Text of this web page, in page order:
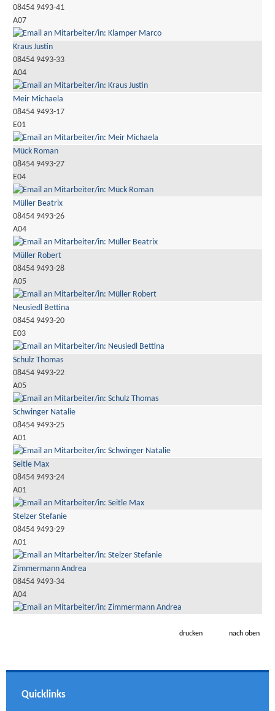
08454 9493-41
A07
Kraus Justin
08454 9493-33
A04
Meir Michaela
08454 9493-17
E01
Mück Roman
08454 9493-27
E04
Müller Beatrix
08454 9493-26
A04
Müller Robert
08454 9493-28
A05
Neusiedl Bettina
08454 9493-20
E03
Schulz Thomas
08454 9493-22
A05
Schwinger Natalie
08454 9493-25
A01
Seitle Max
08454 9493-24
A01
Stelzer Stefanie
08454 9493-29
A01
Zimmermann Andrea
08454 9493-34
A04
drucken nach oben
Quicklinks